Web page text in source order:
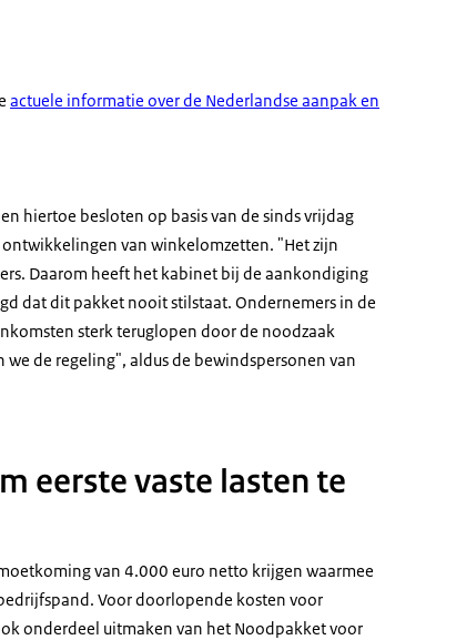
actuele informatie over de Nederlandse aanpak en
hiertoe besloten op basis van de sinds vrijdag
ontwikkelingen van winkelomzetten. "Het zijn
Daarom heeft het kabinet bij de aankondiging
dat dit pakket nooit stilstaat. Ondernemers in de
sterk teruglopen door de noodzaak
de regeling", aldus de bewindspersonen van
eerste vaste lasten te
van 4.000 euro netto krijgen waarmee
Voor doorlopende kosten voor
onderdeel uitmaken van het Noodpakket voor